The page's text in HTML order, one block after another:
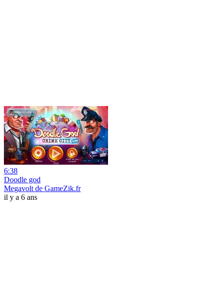
6:38
Doodle god
Megavolt de GameZik.fr
il y a 6 ans